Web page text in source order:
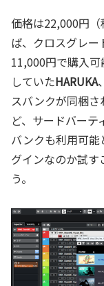
価格は22,000円（
ば、クロスグレ
11,000円で購入可
していたHARUKA、
スバンクが同梱さ
ど、サードバーテ
バンクも利用可能
グインなのか試す
う。